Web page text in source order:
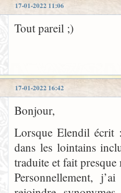
17-01-2022 11:06
Tout pareil ;)
17-01-2022 16:42
Bonjour,
Lorsque Elendil écrit
dans les lointains
traduite et fait
Personnellement,